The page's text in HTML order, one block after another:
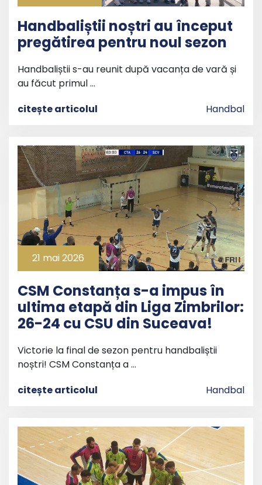
Handbaliștii noștri au început
pregătirea pentru noul sezon
Handbaliștii s-au reunit după vacanța de vară și
au făcut primul …
citește articolul
Handbal
21 mai 2026
CSM Constanța s-a impus în
ultima etapă din Liga Zimbrilor:
26-24 cu CSU din Suceava!
Victorie la final de sezon pentru handbaliștii
noștri! CSM Constanța a …
citește articolul
Handbal